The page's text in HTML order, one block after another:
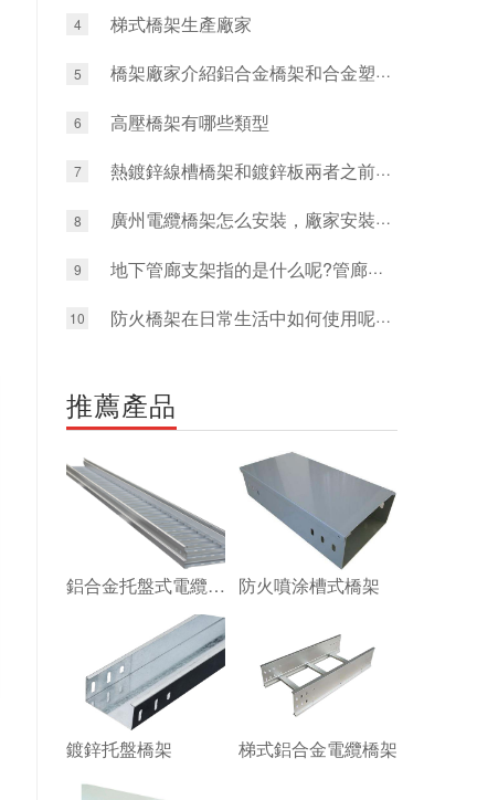
4 梯式橋架生產廠家
5 橋架廠家介紹鋁合金橋架和合金塑料電纜橋架
6 高壓橋架有哪些類型
7 熱鍍鋅線槽橋架和鍍鋅板兩者之前有什么區別?鍍鋅橋架的用途有哪些?
8 廣州電纜橋架怎么安裝，廠家安裝工藝分享
9 地下管廊支架指的是什么呢?管廊支架有哪些優勢呢?
10 防火橋架在日常生活中如何使用呢?該怎樣保養?
推薦產品
鋁合金托盤式電纜橋
防火噴涂槽式橋架
鍍鋅托盤橋架 梯式鋁合金電纜橋架